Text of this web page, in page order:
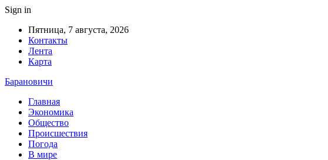
Sign in
Пятница, 7 августа, 2026
Контакты
Лента
Карта
Барановичи
Главная
Экономика
Общество
Происшествия
Погода
В мире